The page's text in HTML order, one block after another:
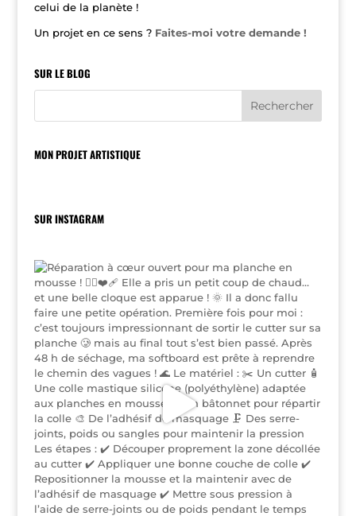
celui de la planète !
Un projet en ce sens ? Faites-moi votre demande !
SUR LE BLOG
MON PROJET ARTISTIQUE
SUR INSTAGRAM